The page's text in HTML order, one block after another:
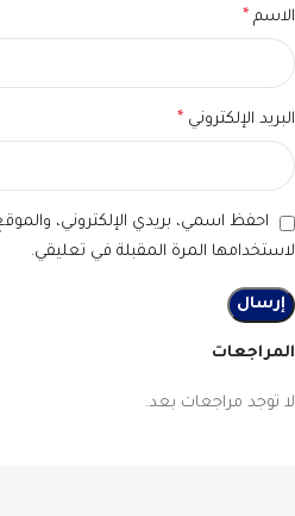
المراجعات
لا توجد مراجعات بعد.
الاسم *
البريد الإلكتروني *
احفظ اسمي، بريدي الإلكتروني،
لاستخدامها المرة المقبلة في تعليقي.